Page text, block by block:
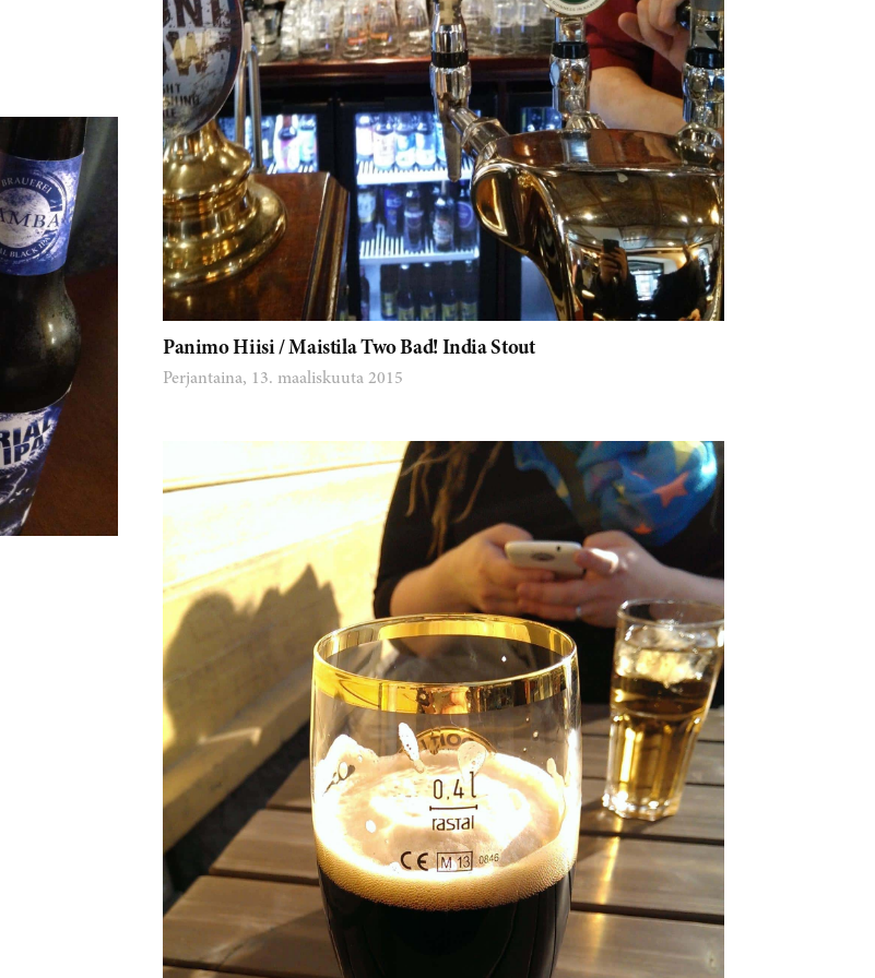
Panimo Hiisi / Maistila Two Bad! India Stout
Perjantaina, 13. maaliskuuta 2015